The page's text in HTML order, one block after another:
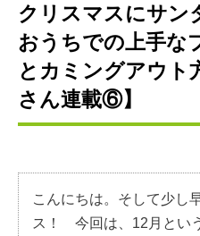
クリスマスにサン
おうちでの上手な
とカミングアウト
さん連載⑥】
こんにちは。そして少し
ス！ 今回は、12月とい